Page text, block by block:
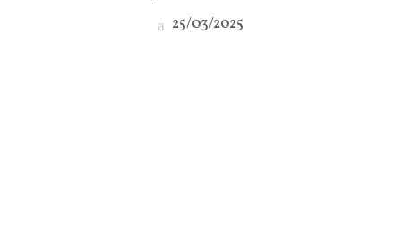
25/03/2025